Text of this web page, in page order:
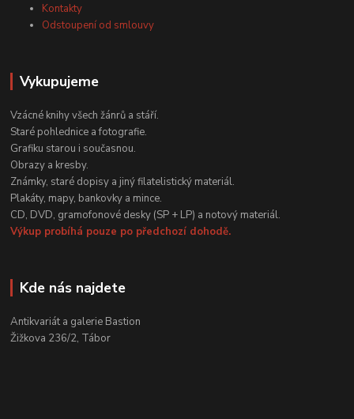
Kontakty
Odstoupení od smlouvy
Vykupujeme
Vzácné knihy všech žánrů a stáří.
Staré pohlednice a fotografie.
Grafiku starou i současnou.
Obrazy a kresby.
Známky, staré dopisy a jiný filatelistický materiál.
Plakáty, mapy, bankovky a mince.
CD, DVD, gramofonové desky (SP + LP) a notový materiál.
Výkup probíhá pouze po předchozí dohodě.
Kde nás najdete
Antikvariát a galerie Bastion
Žižkova 236/2, Tábor